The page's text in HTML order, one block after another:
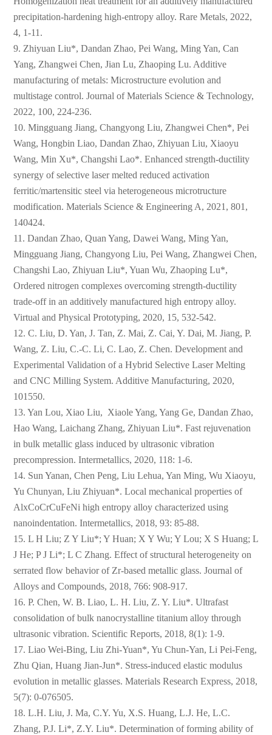
English
precipitation-hardening high-entropy alloy. Rare Metals, 2022,
4, 1-11.
9. Zhiyuan Liu*, Dandan Zhao, Pei Wang, Ming Yan, Can
Yang, Zhangwei Chen, Jian Lu, Zhaoping Lu. Additive
manufacturing of metals: Microstructure evolution and
multistage control. Journal of Materials Science & Technology,
2022, 100, 224-236.
10. Mingguang Jiang, Changyong Liu, Zhangwei Chen*, Pei
Wang, Hongbin Liao, Dandan Zhao, Zhiyuan Liu, Xiaoyu
Wang, Min Xu*, Changshi Lao*. Enhanced strength-ductility
synergy of selective laser melted reduced activation
ferritic/martensitic steel via heterogeneous microtructure
modification. Materials Science & Engineering A, 2021, 801,
140424.
11. Dandan Zhao, Quan Yang, Dawei Wang, Ming Yan,
Mingguang Jiang, Changyong Liu, Pei Wang, Zhangwei Chen,
Changshi Lao, Zhiyuan Liu*, Yuan Wu, Zhaoping Lu*,
Ordered nitrogen complexes overcoming strength-ductility
trade-off in an additively manufactured high entropy alloy.
Virtual and Physical Prototyping, 2020, 15, 532-542.
12. C. Liu, D. Yan, J. Tan, Z. Mai, Z. Cai, Y. Dai, M. Jiang, P.
Wang, Z. Liu, C.-C. Li, C. Lao, Z. Chen. Development and
Experimental Validation of a Hybrid Selective Laser Melting
and CNC Milling System. Additive Manufacturing, 2020,
101550.
13. Yan Lou, Xiao Liu, Xiaole Yang, Yang Ge, Dandan Zhao,
Hao Wang, Laichang Zhang, Zhiyuan Liu*. Fast rejuvenation
in bulk metallic glass induced by ultrasonic vibration
precompression. Intermetallics, 2020, 118: 1-6.
14. Sun Yanan, Chen Peng, Liu Lehua, Yan Ming, Wu Xiaoyu,
Yu Chunyan, Liu Zhiyuan*. Local mechanical properties of
AlxCoCrCuFeNi high entropy alloy characterized using
nanoindentation. Intermetallics, 2018, 93: 85-88.
15. L H Liu; Z Y Liu*; Y Huan; X Y Wu; Y Lou; X S Huang; L
J He; P J Li*; L C Zhang. Effect of structural heterogeneity on
serrated flow behavior of Zr-based metallic glass. Journal of
Alloys and Compounds, 2018, 766: 908-917.
16. P. Chen, W. B. Liao, L. H. Liu, Z. Y. Liu*. Ultrafast
consolidation of bulk nanocrystalline titanium alloy through
ultrasonic vibration. Scientific Reports, 2018, 8(1): 1-9.
17. Liao Wei-Bing, Liu Zhi-Yuan*, Yu Chun-Yan, Li Pei-Feng,
Zhu Qian, Huang Jian-Jun*. Stress-induced elastic modulus
evolution in metallic glasses. Materials Research Express, 2018,
5(7): 0-076505.
18. L.H. Liu, J. Ma, C.Y. Yu, X.S. Huang, L.J. He, L.C.
Zhang, P.J. Li*, Z.Y. Liu*. Determination of forming ability of